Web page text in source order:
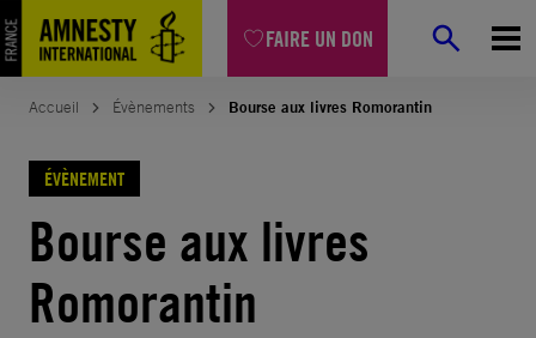
FAIRE UN DON
Accueil Évènements Bourse aux livres Romorantin
ÉVÈNEMENT
Bourse aux livres
Romorantin